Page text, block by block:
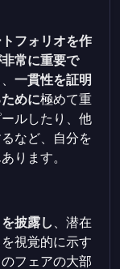
フォリオを作
常に重要で
一貫性を証明
めに極めて重
ルしたり、他
など、自分を
ります。
披露し、潜在
視覚的に示す
フェアの大部